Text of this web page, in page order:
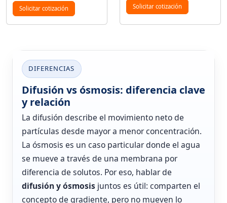
Solicitar cotización Solicitar cotización
DIFERENCIAS
Difusión vs ósmosis: diferencia clave
y relación
La difusión describe el movimiento neto de
partículas desde mayor a menor concentración.
La ósmosis es un caso particular donde el agua
se mueve a través de una membrana por
diferencia de solutos. Por eso, hablar de
difusión y ósmosis juntos es útil: comparten el
concepto de gradiente, pero no mueven lo